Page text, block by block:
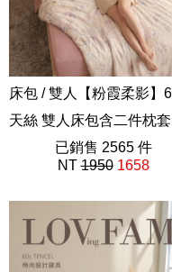
床包 / 雙人【粉霞柔影】
天絲 雙人床包含二件枕套
202605新品已銷售 2565 件
NT1950 1658